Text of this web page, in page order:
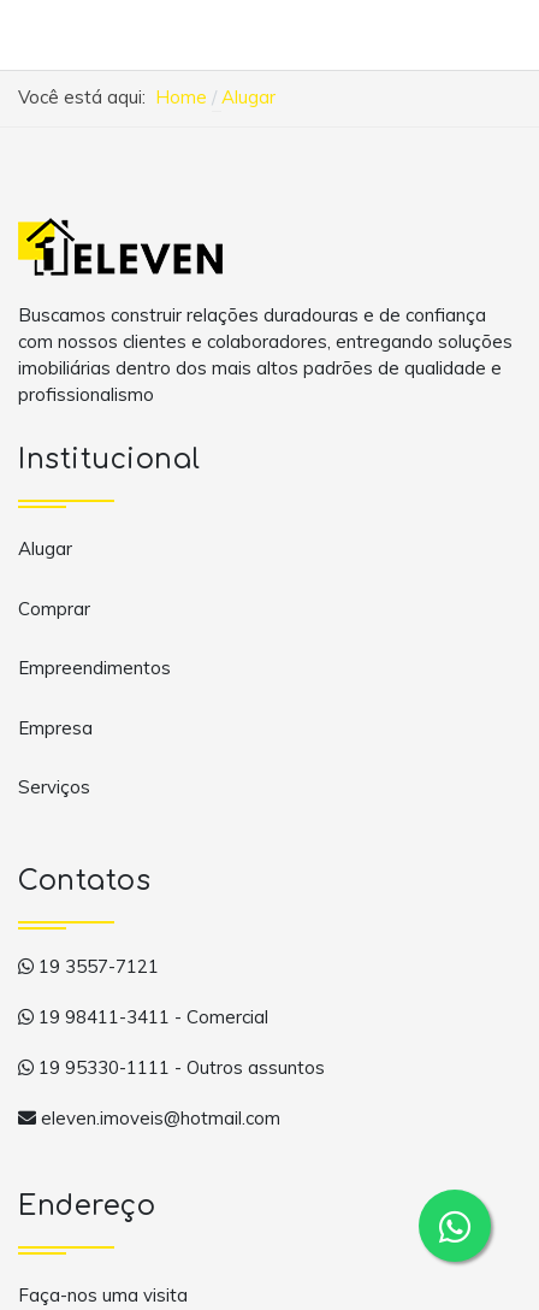
Você está aqui: Home Alugar
Buscamos construir relações duradouras e de confiança
com nossos clientes e colaboradores, entregando soluções
imobiliárias dentro dos mais altos padrões de qualidade e
profissionalismo
Institucional
Alugar
Comprar
Empreendimentos
Empresa
Serviços
Contatos
19 3557-7121
19 98411-3411 - Comercial
19 95330-1111 - Outros assuntos
eleven.imoveis@hotmail.com
Endereço
Faça-nos uma visita